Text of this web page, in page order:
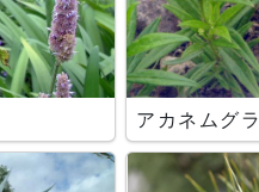
アカネムグラ